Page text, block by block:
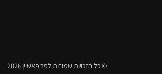
© כל הזכויות שמורות לפרופאשיין 2026